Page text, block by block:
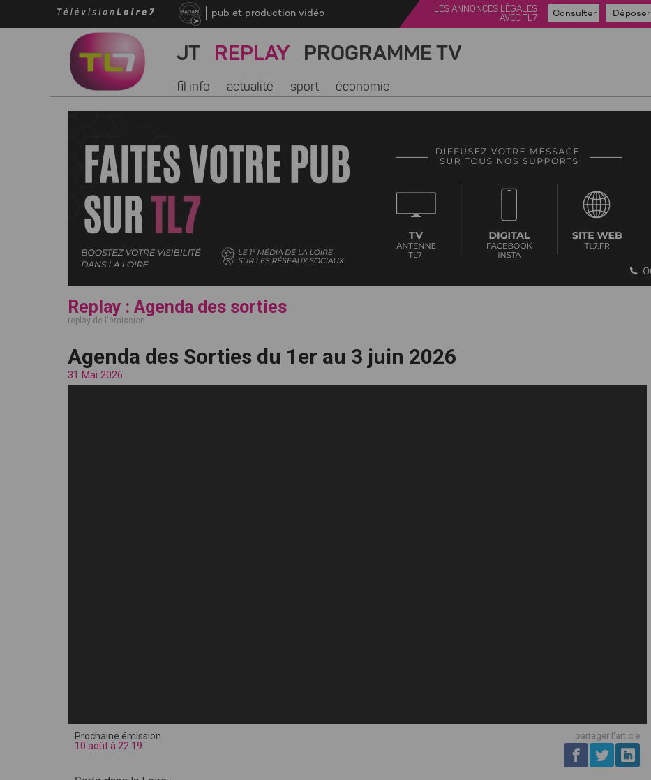
pub et production vidéo
LES ANNONCES LÉGALES
AVEC TL7
Consulter Déposer
JT REPLAY PROGRAMME TV
fil info actualité sport économie
Replay : Agenda des sorties
replay de l'émission
Agenda des Sorties du 1er au 3 juin 2026
31 Mai 2026
Prochaine émission
10 août à 22:19
partager l'article